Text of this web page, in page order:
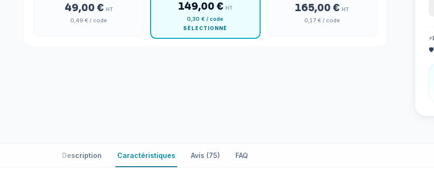
49,00 € HT
0,49 € / code
149,00 € HT
0,30 € / code
SÉLECTIONNÉ
165,00 € HT
0,17 € / code
⚡
🛡️
Description Caractéristiques Avis (75) FAQ